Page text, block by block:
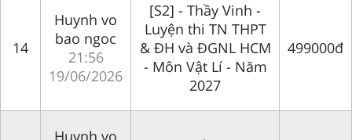
14
Huynh vo
bao ngoc
21:56
19/06/2026
[S2] - Thầy Vinh -
Luyện thi TN THPT
& ĐH và ĐGNL HCM
- Môn Vật Lí - Năm
2027
499000đ